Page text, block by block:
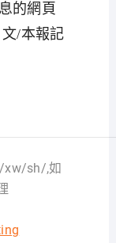
的網頁
/本報記
xw/sh/,如